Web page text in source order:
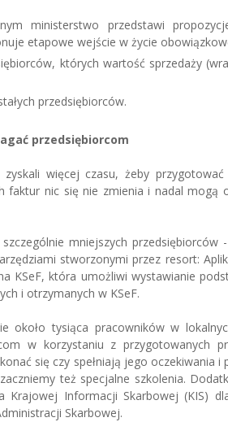
ministerstwo przedstawi
etapowe wejście w życie
których wartość sprzedaży
przedsiębiorców.
przedsiębiorcom
więcej czasu, żeby
faktur nic się nie zmienia i nadal mogą
mniejszych
stworzonymi przez resort:
KSeF, która umożliwi wystawianie
i otrzymanych w KSeF.
około tysiąca pracowników w
w korzystaniu z przygotowanych
się czy spełniają jego oczekiwania
też specjalne szkolenia.
Krajowej Informacji Skarbowej (KIS)
Skarbowej.